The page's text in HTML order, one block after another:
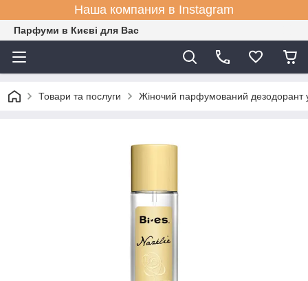
Наша компания в Instagram
Парфуми в Києві для Вас
Товари та послуги Жіночий парфумований дезодорант